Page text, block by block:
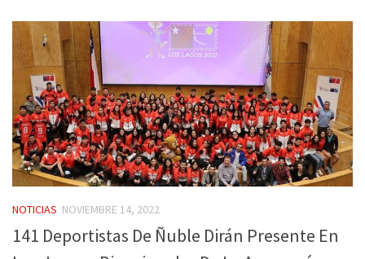
NOTICIAS NOVIEMBRE 14, 2022
141 Deportistas De Ñuble Dirán Presente En